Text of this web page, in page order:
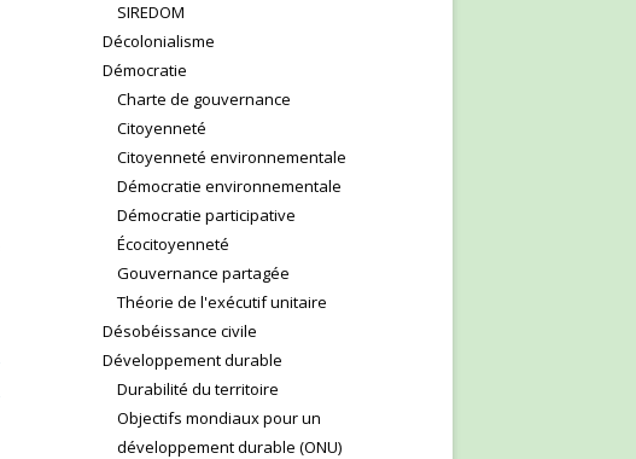
SIREDOM
Décolonialisme
Démocratie
Charte de gouvernance
Citoyenneté
Citoyenneté environnementale
Démocratie environnementale
Démocratie participative
Écocitoyenneté
Gouvernance partagée
Théorie de l'exécutif unitaire
Désobéissance civile
Développement durable
Durabilité du territoire
Objectifs mondiaux pour un
développement durable (ONU)